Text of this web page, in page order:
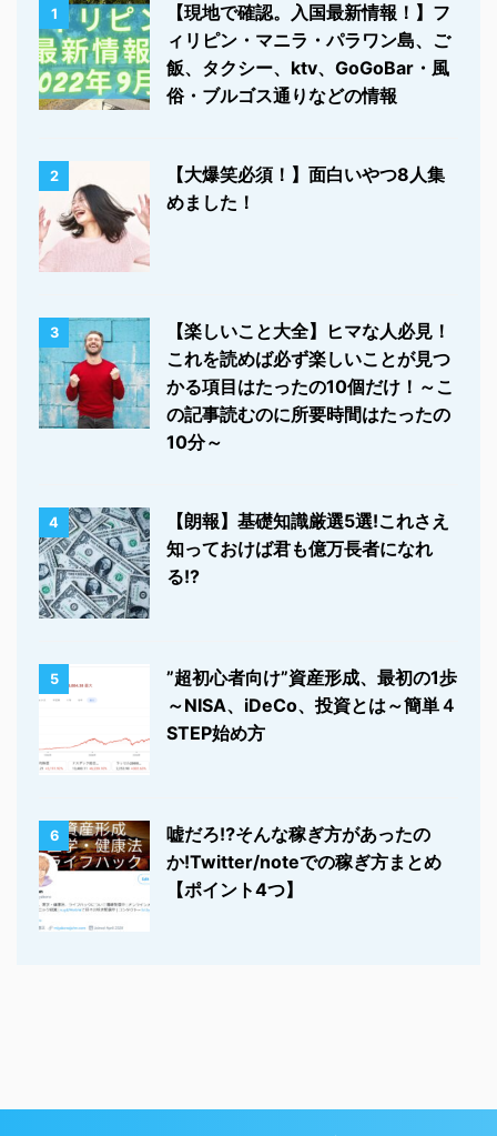
1
【現地で確認。入国最新情報！】フ
ィリピン・マニラ・パラワン島、ご
飯、タクシー、ktv、GoGoBar・風
俗・ブルゴス通りなどの情報
2
【大爆笑必須！】面白いやつ8人集
めました！
3
【楽しいこと大全】ヒマな人必見！
これを読めば必ず楽しいことが見つ
かる項目はたったの10個だけ！～こ
の記事読むのに所要時間はたったの
10分～
4
【朗報】基礎知識厳選5選!これさえ
知っておけば君も億万長者になれ
る!?
5
”超初心者向け”資産形成、最初の1歩
～NISA、iDeCo、投資とは～簡単４
STEP始め方
6
嘘だろ⁉そんな稼ぎ方があったの
か!Twitter/noteでの稼ぎ方まとめ
【ポイント4つ】